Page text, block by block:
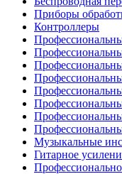
Приборы
Контроллеры
Музыкальные
Гитарное